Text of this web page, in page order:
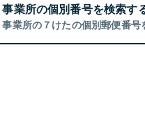
事業所の個別番号を検索す
事業所の７けたの個別郵便番号